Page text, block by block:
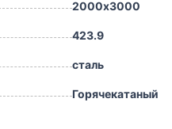
2000х3000
423.9
сталь
Горячекатаный